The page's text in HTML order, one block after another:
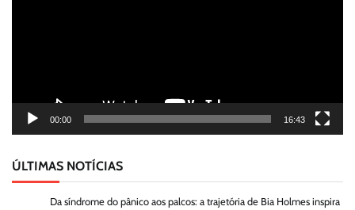
00:00 16:43
ÚLTIMAS NOTÍCIAS
Da síndrome do pânico aos palcos: a trajetória de Bia Holmes inspira